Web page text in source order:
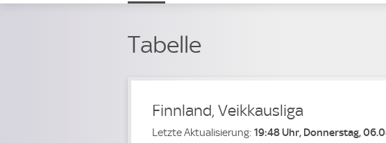
Tabelle
Finnland, Veikkausliga
Letzte Aktualisierung: 19:48 Uhr, Donnerstag,